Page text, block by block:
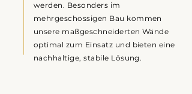
werden. Besonders im
mehrgeschossigen Bau kommen
unsere maßgeschneiderten Wände
optimal zum Einsatz und bieten eine
nachhaltige, stabile Lösung.